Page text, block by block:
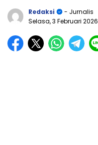
Redaksi
- Jurnalis
Selasa, 3 Februari 2026